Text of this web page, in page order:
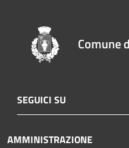
Comune
SEGUICI SU
AMMINISTRAZIONE